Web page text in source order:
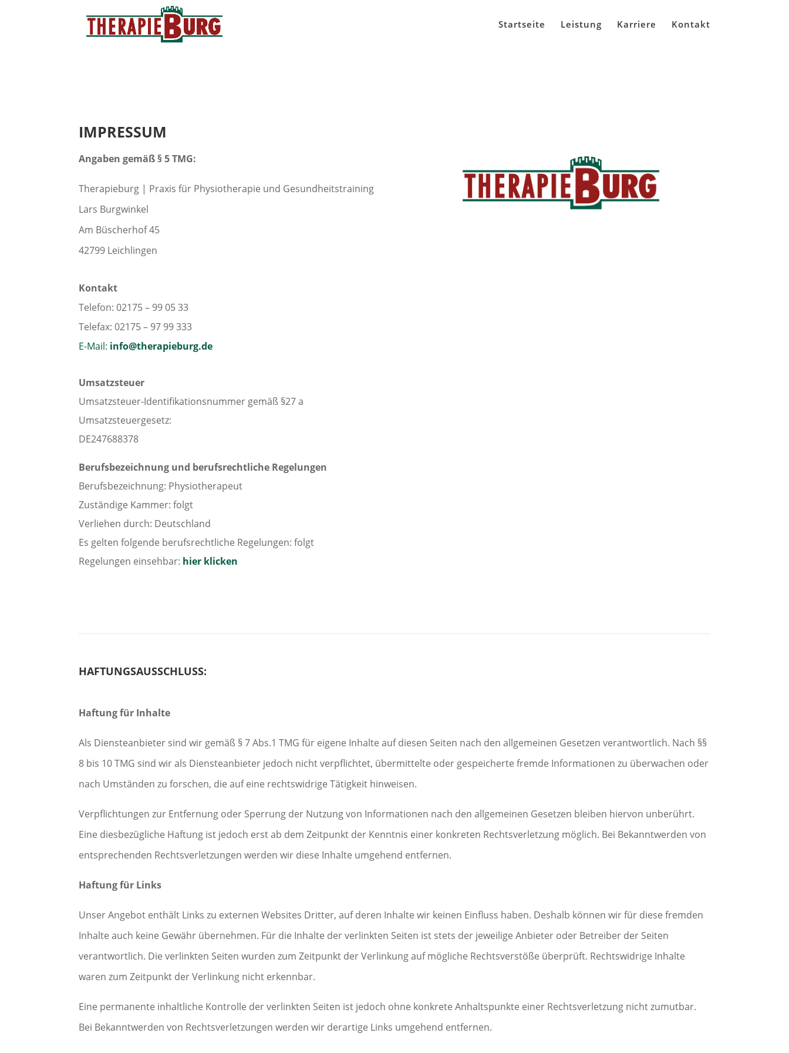
Startseite Leistung Karriere Kontakt
IMPRESSUM
Angaben gemäß § 5 TMG:
Therapieburg | Praxis für Physiotherapie und Gesundheitstraining
Lars Burgwinkel
Am Büscherhof 45
42799 Leichlingen
Kontakt
Telefon: 02175 – 99 05 33
Telefax: 02175 – 97 99 333
E-Mail: info@therapieburg.de
Umsatzsteuer
Umsatzsteuer-Identifikationsnummer gemäß §27 a
Umsatzsteuergesetz:
DE247688378
Berufsbezeichnung und berufsrechtliche Regelungen
Berufsbezeichnung: Physiotherapeut
Zuständige Kammer: folgt
Verliehen durch: Deutschland
Es gelten folgende berufsrechtliche Regelungen: folgt
Regelungen einsehbar: hier klicken
HAFTUNGSAUSSCHLUSS:
Haftung für Inhalte
Als Diensteanbieter sind wir gemäß § 7 Abs.1 TMG für eigene Inhalte auf diesen Seiten nach den allgemeinen Gesetzen verantwortlich. Nach §§
8 bis 10 TMG sind wir als Diensteanbieter jedoch nicht verpflichtet, übermittelte oder gespeicherte fremde Informationen zu überwachen oder
nach Umständen zu forschen, die auf eine rechtswidrige Tätigkeit hinweisen.
Verpflichtungen zur Entfernung oder Sperrung der Nutzung von Informationen nach den allgemeinen Gesetzen bleiben hiervon unberührt.
Eine diesbezügliche Haftung ist jedoch erst ab dem Zeitpunkt der Kenntnis einer konkreten Rechtsverletzung möglich. Bei Bekanntwerden von
entsprechenden Rechtsverletzungen werden wir diese Inhalte umgehend entfernen.
Haftung für Links
Unser Angebot enthält Links zu externen Websites Dritter, auf deren Inhalte wir keinen Einfluss haben. Deshalb können wir für diese fremden
Inhalte auch keine Gewähr übernehmen. Für die Inhalte der verlinkten Seiten ist stets der jeweilige Anbieter oder Betreiber der Seiten
verantwortlich. Die verlinkten Seiten wurden zum Zeitpunkt der Verlinkung auf mögliche Rechtsverstöße überprüft. Rechtswidrige Inhalte
waren zum Zeitpunkt der Verlinkung nicht erkennbar.
Eine permanente inhaltliche Kontrolle der verlinkten Seiten ist jedoch ohne konkrete Anhaltspunkte einer Rechtsverletzung nicht zumutbar.
Bei Bekanntwerden von Rechtsverletzungen werden wir derartige Links umgehend entfernen.